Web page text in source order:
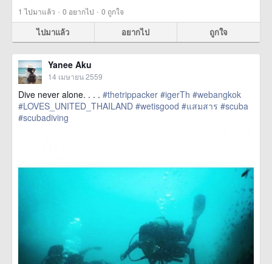
1 ไปมาแล้ว · 0 อยากไป · 0 ถูกใจ
ไปมาแล้ว อยากไป ถูกใจ
Yanee Aku
14 เมษายน 2559
Dive never alone. . . . #thetrippacker #igerTh #webangkok
#LOVES_UNITED_THAILAND #wetisgood #แสมสาร #scuba
#scubadiving